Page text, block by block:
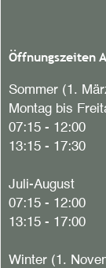
Öffnungszeiten
Sommer (1.
Montag bis
07:15 - 12:00
13:15 - 17:30
Juli-August
07:15 - 12:00
13:15 - 17:00
Winter (1.